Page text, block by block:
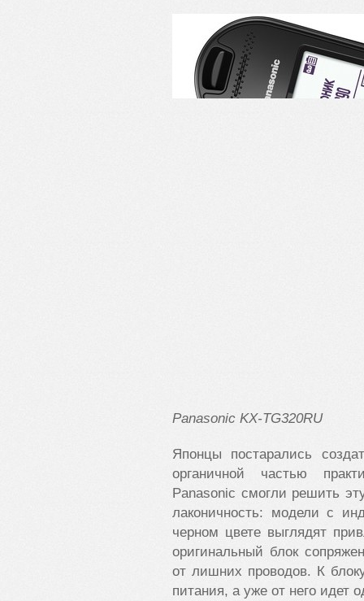
Panasonic KX-TG320RU
Японцы постарались
органичной частью
Panasonic смогли решить
лаконичность: модели с
черном цвете выглядят
оригинальный блок
от лишних проводов. К
питания, а уже от него идет